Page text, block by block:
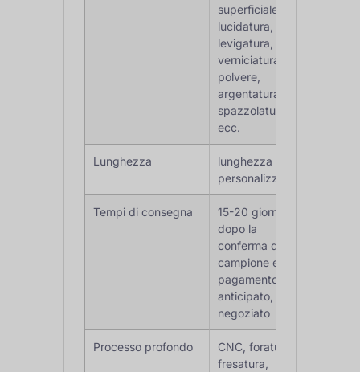
superficiale,
lucidatura,
levigatura,
verniciatura a
polvere,
argentatura,
spazzolatura,
ecc.
Lunghezza
lunghezza
personalizzata
Tempi di consegna
15-20 giorni
dopo la
conferma del
campione e il
pagamento
anticipato, o
negoziato
Processo profondo
CNC, foratura,
fresatura,